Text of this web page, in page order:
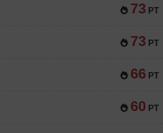
73 PT
73 PT
66 PT
60 PT